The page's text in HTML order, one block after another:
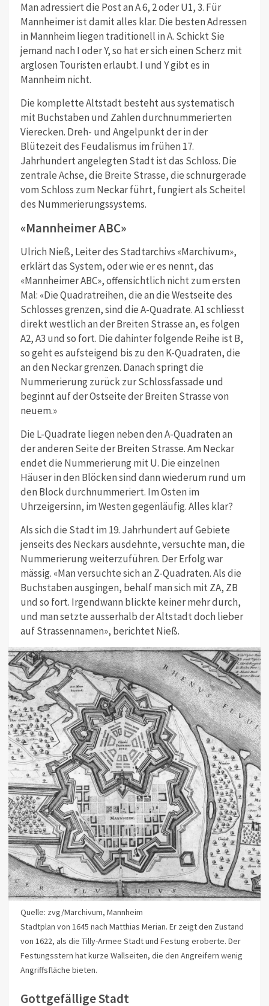
Man adressiert die Post an A 6, 2 oder U1, 3. Für
Mannheimer ist damit alles klar. Die besten Adressen
in Mannheim liegen traditionell in A. Schickt Sie
jemand nach I oder Y, so hat er sich einen Scherz mit
arglosen Touristen erlaubt. I und Y gibt es in
Mannheim nicht.
Die komplette Altstadt besteht aus systematisch
mit Buchstaben und Zahlen durchnummerierten
Vierecken. Dreh- und Angelpunkt der in der
Blütezeit des Feudalismus im frühen 17.
Jahrhundert angelegten Stadt ist das Schloss. Die
zentrale Achse, die Breite Strasse, die schnurgerade
vom Schloss zum Neckar führt, fungiert als Scheitel
des Nummerierungssystems.
«Mannheimer ABC»
Ulrich Nieß, Leiter des Stadtarchivs «Marchivum»,
erklärt das System, oder wie er es nennt, das
«Mannheimer ABC», offensichtlich nicht zum ersten
Mal: «Die Quadratreihen, die an die Westseite des
Schlosses grenzen, sind die A-Quadrate. A1 schliesst
direkt westlich an der Breiten Strasse an, es folgen
A2, A3 und so fort. Die dahinter folgende Reihe ist B,
so geht es aufsteigend bis zu den K-Quadraten, die
an den Neckar grenzen. Danach springt die
Nummerierung zurück zur Schlossfassade und
beginnt auf der Ostseite der Breiten Strasse von
neuem.»
Die L-Quadrate liegen neben den A-Quadraten an
der anderen Seite der Breiten Strasse. Am Neckar
endet die Nummerierung mit U. Die einzelnen
Häuser in den Blöcken sind dann wiederum rund um
den Block durchnummeriert. Im Osten im
Uhrzeigersinn, im Westen gegenläufig. Alles klar?
Als sich die Stadt im 19. Jahrhundert auf Gebiete
jenseits des Neckars ausdehnte, versuchte man, die
Nummerierung weiterzuführen. Der Erfolg war
mässig. «Man versuchte sich an Z-Quadraten. Als die
Buchstaben ausgingen, behalf man sich mit ZA, ZB
und so fort. Irgendwann blickte keiner mehr durch,
und man setzte ausserhalb der Altstadt doch lieber
auf Strassennamen», berichtet Nieß.
Quelle: zvg/Marchivum, Mannheim
Stadtplan von 1645 nach Matthias Merian. Er zeigt den Zustand
von 1622, als die Tilly-Armee Stadt und Festung eroberte. Der
Festungsstern hat kurze Wallseiten, die den Angreifern wenig
Angriffsfläche bieten.
Gottgefällige Stadt